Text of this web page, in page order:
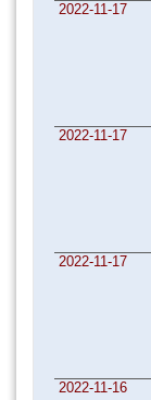
2022-11-17
2022-11-17
2022-11-17
2022-11-16